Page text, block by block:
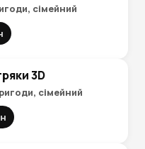
сімейний
3D
сімейний